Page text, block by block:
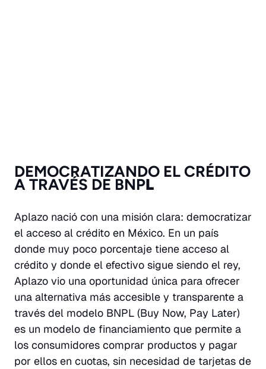
DEMOCRATIZANDO EL CRÉDITO
A TRAVÉS DE BNPL
Aplazo nació con una misión clara: democratizar
el acceso al crédito en México. En un país
donde muy poco porcentaje tiene acceso al
crédito y donde el efectivo sigue siendo el rey,
Aplazo vio una oportunidad única para ofrecer
una alternativa más accesible y transparente a
través del modelo BNPL (Buy Now, Pay Later)
es un modelo de financiamiento que permite a
los consumidores comprar productos y pagar
por ellos en cuotas, sin necesidad de tarjetas de